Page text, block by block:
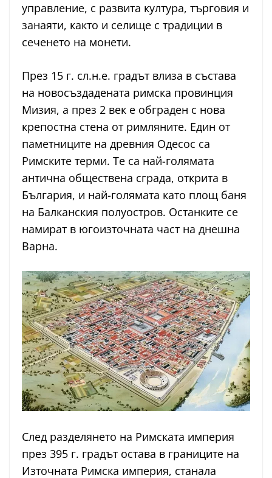
управление, с развита култура, търговия и
занаяти, както и селище с традиции в
сеченето на монети.
През 15 г. сл.н.е. градът влиза в състава
на новосъздадената римска провинция
Мизия, а през 2 век е обграден с нова
крепостна стена от римляните. Един от
паметниците на древния Одесос са
Римските терми. Те са най-голямата
антична обществена сграда, открита в
България, и най-голямата като площ баня
на Балканския полуостров. Останките се
намират в югоизточната част на днешна
Варна.
След разделянето на Римската империя
през 395 г. градът остава в границите на
Източната Римска империя, станала